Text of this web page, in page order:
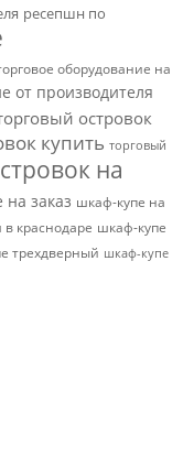
ресепшн по
оборудование на
от производителя
островок
купить торговый
на
заказ шкаф-купе на
краснодаре шкаф-купе
трехдверный шкаф-купе